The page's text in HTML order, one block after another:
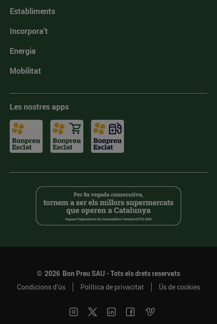
Establiments
Incorpora't
Energia
Mobilitat
Les nostres apps
© 2026 Bon Preu SAU - Tots els drets reservats
Condicions d’ús
Política de privacitat Ús de cookies